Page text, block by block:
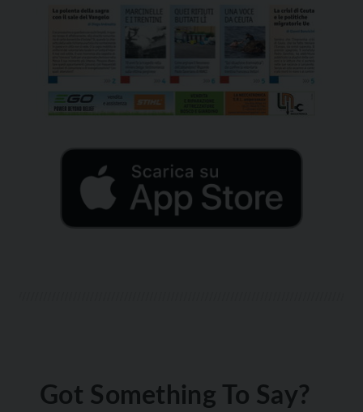
Got Something To Say?